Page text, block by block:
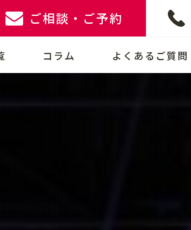
ご相談・ご予約
コラム よくあるご質問